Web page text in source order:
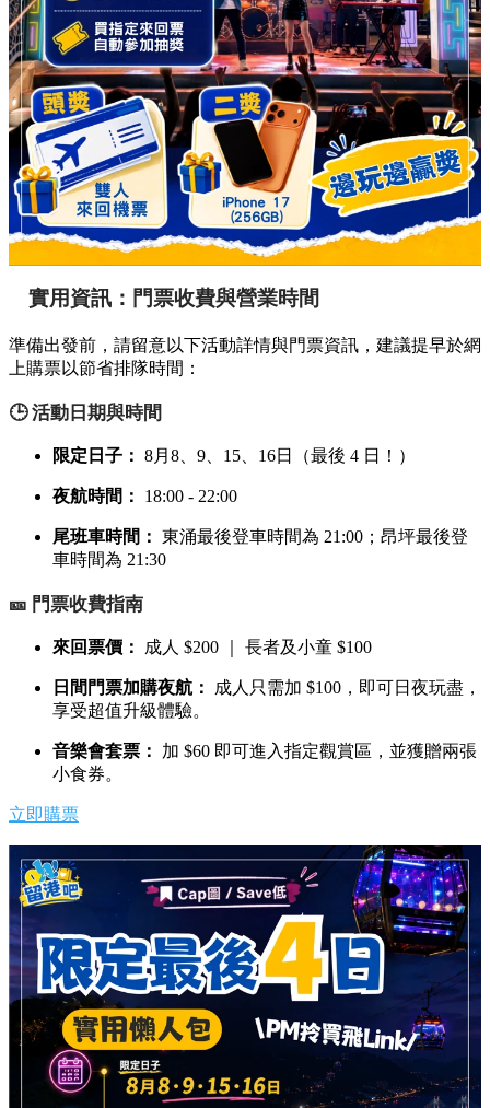
實用資訊：門票收費與營業時間
準備出發前，請留意以下活動詳情與門票資訊，建議提早於網
上購票以節省排隊時間：
🕒 活動日期與時間
限定日子： 8月8、9、15、16日（最後 4 日！）
夜航時間： 18:00 - 22:00
尾班車時間： 東涌最後登車時間為 21:00；昂坪最後登
車時間為 21:30
🎫 門票收費指南
來回票價： 成人 $200 ｜ 長者及小童 $100
日間門票加購夜航：
成人只需加 $100，即可日夜玩盡，
享受超值升級體驗。
音樂會套票：
加 $60 即可進入指定觀賞區，並獲贈兩張
小食券。
立即購票